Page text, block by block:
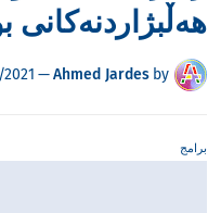
هه‌ڵبژاردنه‌كانی
by
Ahmed Jardes
—
1/01/2021
برامج